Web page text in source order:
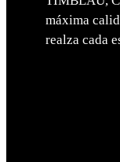
máxima
realza cada